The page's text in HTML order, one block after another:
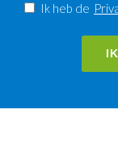
Ik heb de